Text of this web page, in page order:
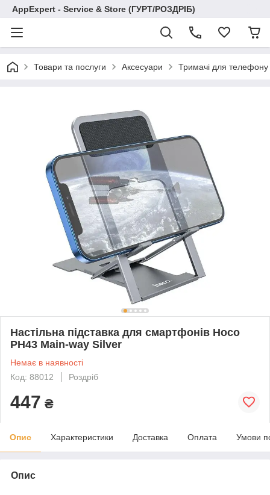
AppExpert - Service & Store (ГУРТ/РОЗДРІБ)
Товари та послуги Аксесуари Тримачі для
Настільна підставка для смартфонів Hoco
PH43 Main-way Silver
Немає в наявності
Код: 88012
Роздріб
447 ₴
Опис Характеристики Доставка Оплата Умови
Опис